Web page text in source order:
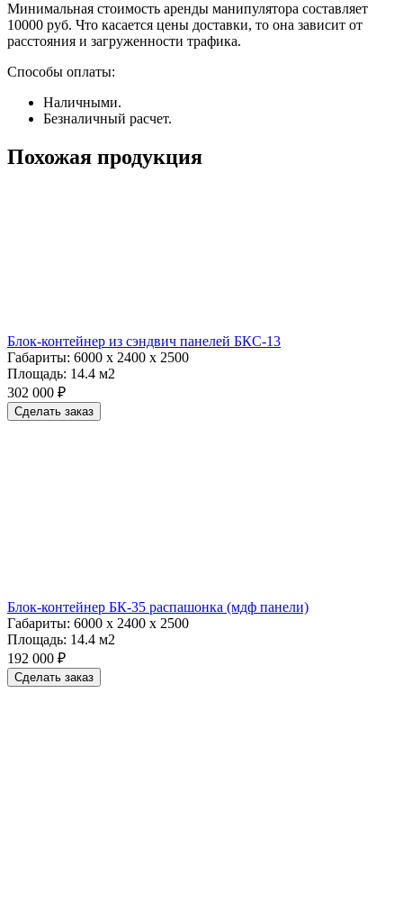
Минимальная стоимость аренды манипулятора составляет
10000 руб. Что касается цены доставки, то она зависит от
расстояния и загруженности трафика.
Способы оплаты:
Наличными.
Безналичный расчет.
Похожая продукция
Блок-контейнер из сэндвич панелей БКС-13
Габариты: 6000 х 2400 х 2500
Площадь: 14.4 м2
302 000 ₽
Сделать заказ
Блок-контейнер БК-35 распашонка (мдф панели)
Габариты: 6000 х 2400 х 2500
Площадь: 14.4 м2
192 000 ₽
Сделать заказ